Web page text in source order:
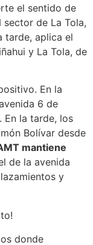
el sentido de
de La Tola,
tarde, aplica el
y La Tola, de
En la
6 de
En la tarde, los
Bolívar desde
mantiene
de la avenida
y
donde